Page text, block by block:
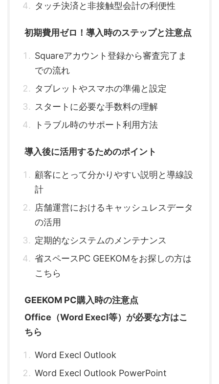
タッチ決済と非接触型会計の利便性
初期費用ゼロ！導入時のステップと注意点
Squareアカウント登録から審査完了ま
での流れ
タブレットやスマホの準備と設定
スタートに必要な手数料の理解
トラブル時のサポート利用方法
導入後に活用するためのポイント
顧客にとって分かりやすい説明と導線設
計
店舗運営におけるキャッシュレスデータ
の活用
定期的なシステムのメンテナンス
省スペースPC GEEKOMをお探しの方は
こちら
GEEKOM PC購入時の注意点
Office（Word Execl等）が必要な方はこ
ちら
Word Execl Outlook
Word Execl Outlook PowerPoint